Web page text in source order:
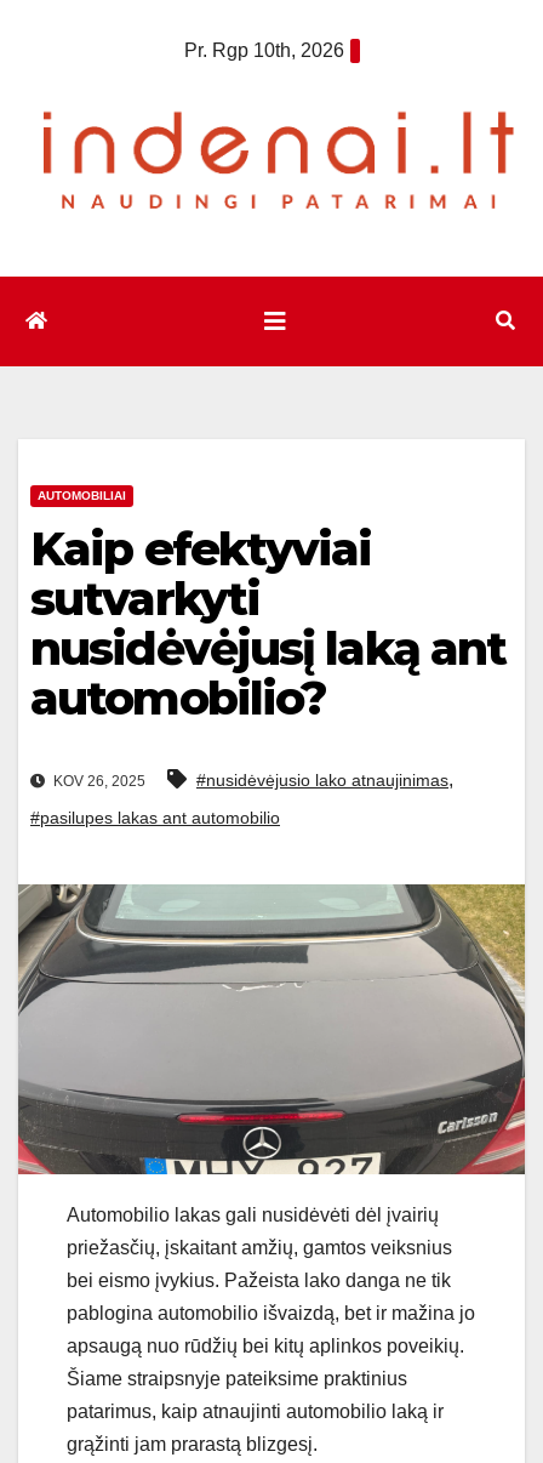
Pr. Rgp 10th, 2026
AUTOMOBILIAI
Kaip efektyviai
sutvarkyti
nusidėvėjusį laką ant
automobilio?
KOV 26, 2025 #nusidėvėjusio lako atnaujinimas,
#pasilupes lakas ant automobilio
Automobilio lakas gali nusidėvėti dėl įvairių
priežasčių, įskaitant amžių, gamtos veiksnius
bei eismo įvykius. Pažeista lako danga ne tik
pablogina automobilio išvaizdą, bet ir mažina jo
apsaugą nuo rūdžių bei kitų aplinkos poveikių.
Šiame straipsnyje pateiksime praktinius
patarimus, kaip atnaujinti automobilio laką ir
grąžinti jam prarastą blizgesį.